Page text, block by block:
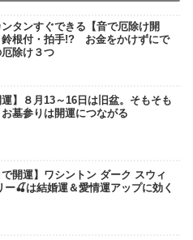
タンすぐできる【音で厄除け開
鈴根付・拍手!? お金をかけずにで
除け３つ
運】８月13～16日は旧盆。そもそも
墓参りは開運につながる
で開運】ワシントン ダーク スウィ
ー🍒は結婚運＆愛情運アップに効く